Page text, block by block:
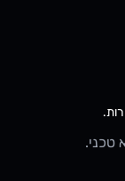
טכני.